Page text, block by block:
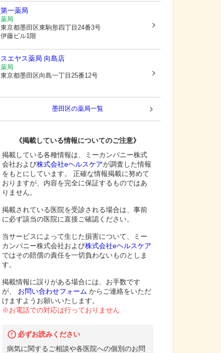
第一薬局
薬局
東京都墨田区東駒形四丁目24番3号
伊藤ビル1階
スエヤス薬局 向島店
薬局
東京都墨田区向島一丁目25番12号
墨田区の薬局一覧
《掲載している情報についてのご注意》
掲載している各種情報は、ミーカンパニー株式
会社および株式会社eヘルスケアが調査した情報
をもとにしています。 正確な情報掲載に努めて
おりますが、内容を完全に保証するものではあ
りません。
掲載されている医院を受診される場合は、事前
に必ず該当の医院に直接ご確認ください。
当サービスによって生じた損害について、ミー
カンパニー株式会社および株式会社eヘルスケア
ではその賠償の責任を一切負わないものとしま
す。
掲載情報に誤りがある場合には、お手数です
が、
お問い合わせフォーム からご連絡をいただ
けますようお願いいたします。
※お電話での対応は行っておりません
必ずお読みください
病気に関するご相談や各医院への個別のお問